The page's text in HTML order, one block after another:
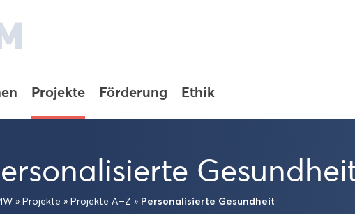
Pro­jek­te För­de­rung Ethik
» Pro­jek­te » Pro­jek­te A–Z » Per­so­na­li­sier­te Ge­sund­heit